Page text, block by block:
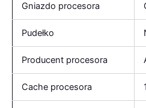
Gniazdo procesora
Pudełko
Producent procesora
Cache procesora